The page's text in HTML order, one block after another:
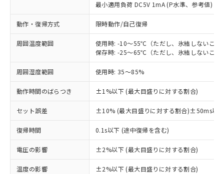
最小適用負荷 DC5V 1mA (P水準、参考値)
動作・復帰方式 限時動作/自己復帰
周囲温度範囲
使用時: -10～55℃（ただし、氷結しないこと
保存時: -25～65℃（ただし、氷結しないこと
周囲湿度範囲 使用時: 35～85%
動作時間のばらつき ±1%以下 (最大目盛りに対する割合)
セット誤差 ±10% (最大目盛りに対する割合)±50ms以下
復帰時間 0.1s以下 (途中復帰を含む)
電圧の影響 ±2%以下 (最大目盛りに対する割合)
温度の影響 ±2%以下 (最大目盛りに対する割合)
※1 対応状況
対応済み：EU RoHS指令（10物質）の
非含有に対応した製品が提供可能な商品で
す。